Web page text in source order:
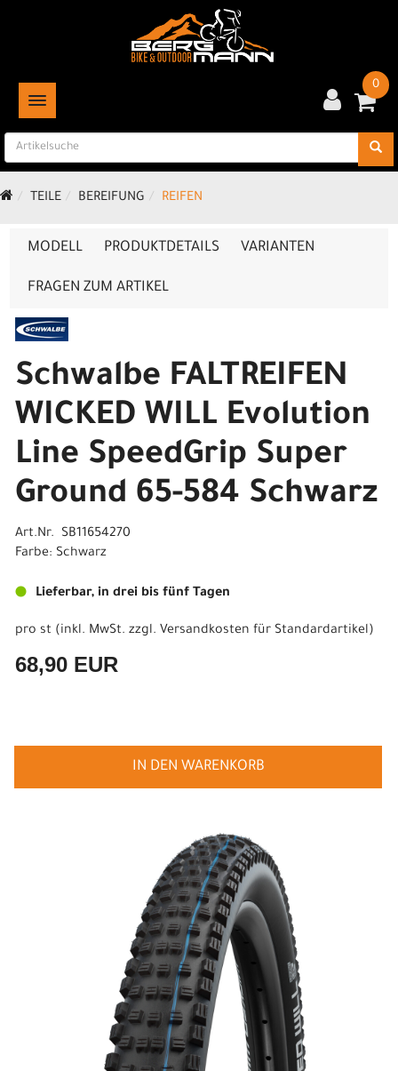
TOGGLE NAVIGATION
0
TEILE BEREIFUNG REIFEN
MODELL PRODUKTDETAILS VARIANTEN
FRAGEN ZUM ARTIKEL
Schwalbe FALTREIFEN
WICKED WILL Evolution
Line SpeedGrip Super
Ground 65-584 Schwarz
Art.Nr. SB11654270
Farbe: Schwarz
Lieferbar, in drei bis fünf Tagen
pro st (inkl. MwSt. zzgl. Versandkosten für Standardartikel)
68,90 EUR
IN DEN WARENKORB